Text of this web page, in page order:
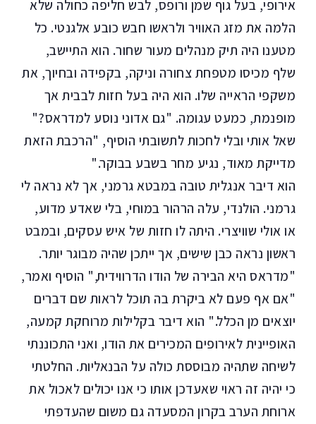
אירופי, בעל גוף שמן ורופס, לבש חליפה כחולה שלא
הלמה את מזג האוויר ולראשו חבש כובע אלגנטי. כל
מטענו היה תיק מנהלים מעור שחור. הוא התיישב,
שלף מכיסו מטפחת צחורה וניקה, בקפידה ובחיוך, את
משקפי הראייה שלו. הוא היה בעל חזות לבבית אך
מופנמת, כמעט עגומה. "גם אדוני נוסע למדראס?"
שאל אותי ובלי לחכות לתשובתי הוסיף, "הרכבת הזאת
מדייקת מאוד, נגיע מחר בשבע בבוקר."
הוא דיבר אנגלית טובה במבטא גרמני, אך לא נראה לי
גרמני. הולנדי, עלה הרהור במוחי, בלי שאדע מדוע,
או אולי שוויצרי. היתה לו חזות של איש עסקים, ובמבט
ראשון נראה כבן שישים, אך ייתכן שהיה מבוגר יותר.
"מדראס היא הבירה של הודו הדרווידית," הוסיף ואמר,
"אם אף פעם לא ביקרת בה תוכל לראות שם דברים
יוצאים מן הכלל." הוא דיבר בקלילות מרוחקת קמעה,
האופיינית לאירופים המכירים את הודו, ואני התכוננתי
לשיחה שתהיה מבוססת כולה על הבנאליות. החלטתי
כי יהיה זה ראוי שאעדכן אותו כי אנו יכולים לאכול את
ארוחת הערב בקרון המסעדה גם משום שהעדפתי